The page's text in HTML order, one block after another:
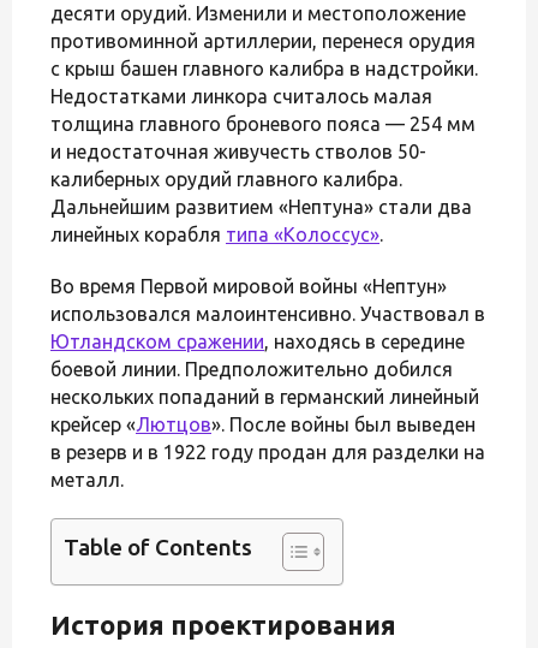
десяти орудий. Изменили и местоположение
противоминной артиллерии, перенеся орудия
с крыш башен главного калибра в надстройки.
Недостатками линкора считалось малая
толщина главного броневого пояса — 254 мм
и недостаточная живучесть стволов 50-
калиберных орудий главного калибра.
Дальнейшим развитием «Нептуна» стали два
линейных корабля типа «Колоссус».
Во время Первой мировой войны «Нептун»
использовался малоинтенсивно. Участвовал в
Ютландском сражении, находясь в середине
боевой линии. Предположительно добился
нескольких попаданий в германский линейный
крейсер «Лютцов». После войны был выведен
в резерв и в 1922 году продан для разделки на
металл.
Table of Contents
История проектирования